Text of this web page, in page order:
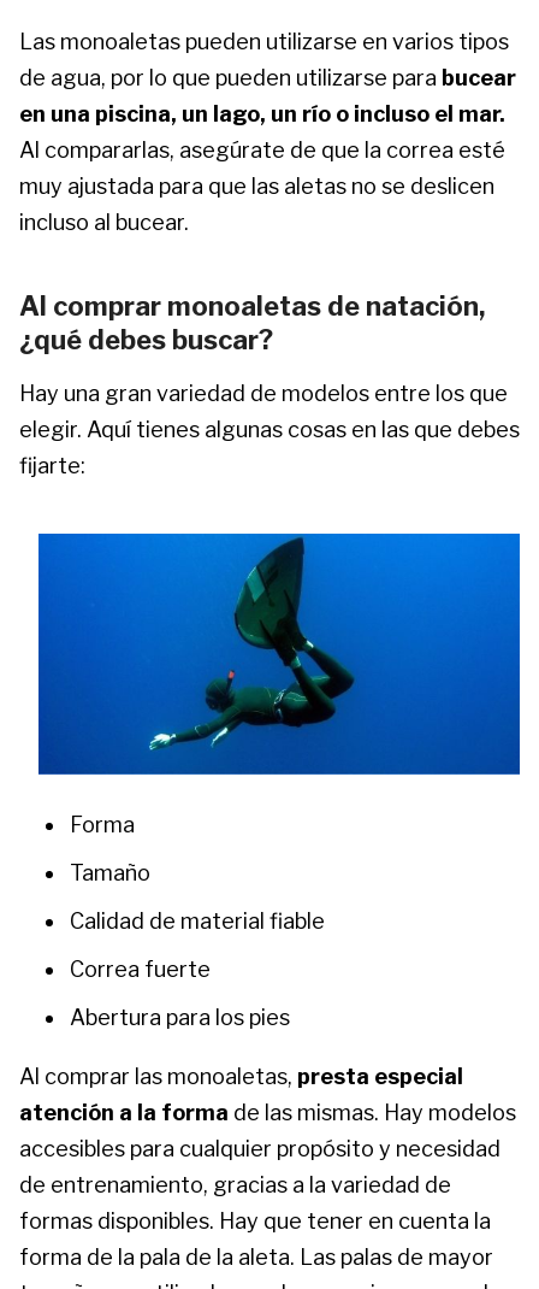
Las monoaletas pueden utilizarse en varios tipos
de agua, por lo que pueden utilizarse para bucear
en una piscina, un lago, un río o incluso el mar.
Al compararlas, asegúrate de que la correa esté
muy ajustada para que las aletas no se deslicen
incluso al bucear.
Al comprar monoaletas de natación,
¿qué debes buscar?
Hay una gran variedad de modelos entre los que
elegir. Aquí tienes algunas cosas en las que debes
fijarte:
Forma
Tamaño
Calidad de material fiable
Correa fuerte
Abertura para los pies
Al comprar las monoaletas, presta especial
atención a la forma de las mismas. Hay modelos
accesibles para cualquier propósito y necesidad
de entrenamiento, gracias a la variedad de
formas disponibles. Hay que tener en cuenta la
forma de la pala de la aleta. Las palas de mayor